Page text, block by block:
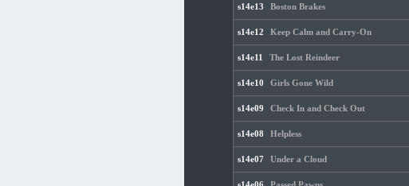
s14e13 Boston Brakes
s14e12 Keep Calm and Carry-On
s14e11 The Lost Reindeer
s14e10 Girls Gone Wild
s14e09 Check In and Check Out
s14e08 Helpless
s14e07 Under a Cloud